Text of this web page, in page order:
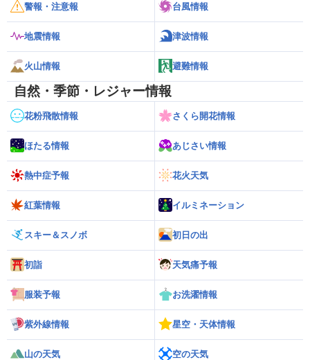
警報・注意報 台風情報
地震情報 津波情報
火山情報 避難情報
自然・季節・レジャー情報
花粉飛散情報 さくら開花情報
ほたる情報 あじさい情報
熱中症予報 花火天気
紅葉情報 イルミネーション
スキー＆スノボ 初日の出
初詣 天気痛予報
服装予報 お洗濯情報
紫外線情報 星空・天体情報
山の天気 空の天気